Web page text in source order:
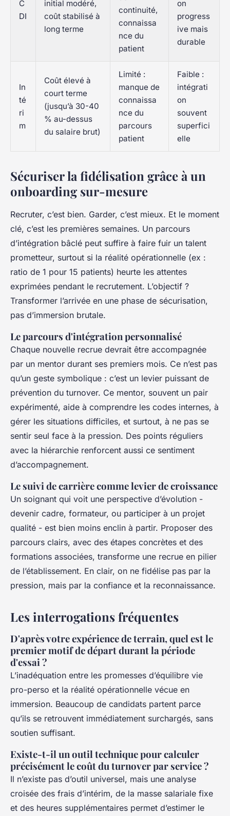
C
DI
initial modéré,
coût stabilisé à
long terme
continuité,
connaissa
nce du
patient
on
progress
ive mais
durable
In
té
ri
m
Coût élevé à
court terme
(jusqu’à 30-40
% au-dessus
du salaire brut)
Limité :
manque de
connaissa
nce du
parcours
patient
Faible :
intégrati
on
souvent
superfici
elle
Sécuriser la fidélisation grâce à un
onboarding sur-mesure
Recruter, c’est bien. Garder, c’est mieux. Et le moment
clé, c’est les premières semaines. Un parcours
d’intégration bâclé peut suffire à faire fuir un talent
prometteur, surtout si la réalité opérationnelle (ex :
ratio de 1 pour 15 patients) heurte les attentes
exprimées pendant le recrutement. L’objectif ?
Transformer l’arrivée en une phase de sécurisation,
pas d’immersion brutale.
Le parcours d'intégration personnalisé
Chaque nouvelle recrue devrait être accompagnée
par un mentor durant ses premiers mois. Ce n’est pas
qu’un geste symbolique : c’est un levier puissant de
prévention du turnover. Ce mentor, souvent un pair
expérimenté, aide à comprendre les codes internes, à
gérer les situations difficiles, et surtout, à ne pas se
sentir seul face à la pression. Des points réguliers
avec la hiérarchie renforcent aussi ce sentiment
d’accompagnement.
Le suivi de carrière comme levier de croissance
Un soignant qui voit une perspective d’évolution -
devenir cadre, formateur, ou participer à un projet
qualité - est bien moins enclin à partir. Proposer des
parcours clairs, avec des étapes concrètes et des
formations associées, transforme une recrue en pilier
de l’établissement. En clair, on ne fidélise pas par la
pression, mais par la confiance et la reconnaissance.
Les interrogations fréquentes
D'après votre expérience de terrain, quel est le
premier motif de départ durant la période
d'essai ?
L’inadéquation entre les promesses d’équilibre vie
pro-perso et la réalité opérationnelle vécue en
immersion. Beaucoup de candidats partent parce
qu’ils se retrouvent immédiatement surchargés, sans
soutien suffisant.
Existe-t-il un outil technique pour calculer
précisément le coût du turnover par service ?
Il n’existe pas d’outil universel, mais une analyse
croisée des frais d’intérim, de la masse salariale fixe
et des heures supplémentaires permet d’estimer le